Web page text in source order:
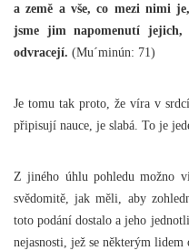
a země a vše, co mezi nimi
jsme jim napomenutí jejich,
odvracejí. (Mu´minún: 71)
Je tomu tak proto, že víra v
připisují nauce, je slabá. To je
Z jiného úhlu pohledu možno
svědomitě, jak měli, aby
toto podání dostalo a jeho
nejasnosti, jež se některým lidem